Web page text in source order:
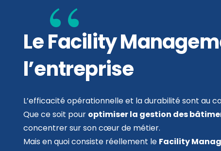
Le Facility
l’entreprise
L’efficacité opérationnelle et la durabilité sont au
Que ce soit pour optimiser la gestion des
concentrer sur son cœur de métier.
Mais en quoi consiste réellement le Facility